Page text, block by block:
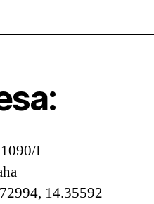
I
14.35592